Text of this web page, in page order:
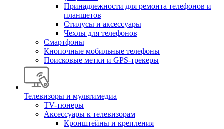
Принадлежности для ремонта телефонов и
планшетов
Стилусы и аксессуары
Чехлы для телефонов
Смартфоны
Кнопочные мобильные телефоны
Поисковые метки и GPS-трекеры
Телевизоры и мультимедиа
TV-тюнеры
Аксессуары к телевизорам
Кронштейны и крепления